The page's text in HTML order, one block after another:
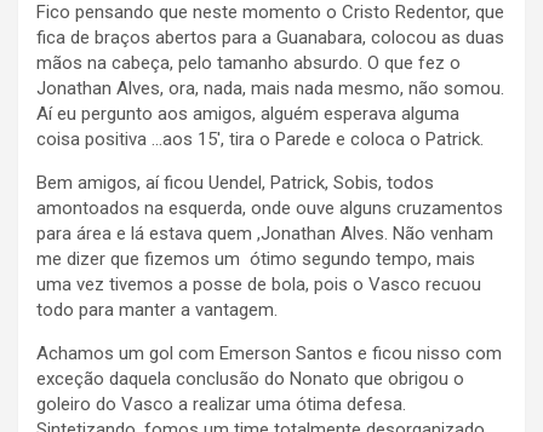
Fico pensando que neste momento o Cristo Redentor, que
fica de braços abertos para a Guanabara, colocou as duas
mãos na cabeça, pelo tamanho absurdo. O que fez o
Jonathan Alves, ora, nada, mais nada mesmo, não somou.
Aí eu pergunto aos amigos, alguém esperava alguma
coisa positiva …aos 15′, tira o Parede e coloca o Patrick.
Bem amigos, aí ficou Uendel, Patrick, Sobis, todos
amontoados na esquerda, onde ouve alguns cruzamentos
para área e lá estava quem ,Jonathan Alves. Não venham
me dizer que fizemos um ótimo segundo tempo, mais
uma vez tivemos a posse de bola, pois o Vasco recuou
todo para manter a vantagem.
Achamos um gol com Emerson Santos e ficou nisso com
exceção daquela conclusão do Nonato que obrigou o
goleiro do Vasco a realizar uma ótima defesa.